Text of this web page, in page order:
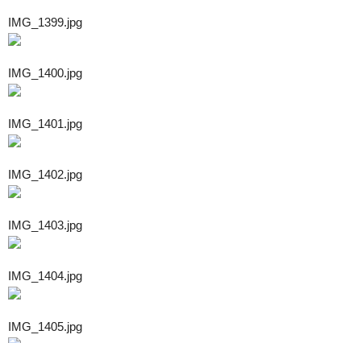
IMG_1399.jpg
IMG_1400.jpg
IMG_1401.jpg
IMG_1402.jpg
IMG_1403.jpg
IMG_1404.jpg
IMG_1405.jpg